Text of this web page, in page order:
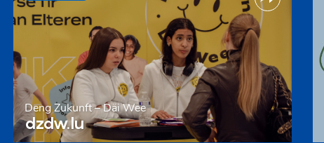
Deng Zukunft – Däi Wee
dzdw.lu